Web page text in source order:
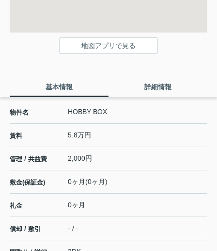
地図アプリで見る
基本情報 詳細情報
物件名 HOBBY BOX
賃料 5.8万円
管理 / 共益費 2,000円
敷金(保証金) 0ヶ月(0ヶ月)
礼金 0ヶ月
償却 / 敷引 - / -